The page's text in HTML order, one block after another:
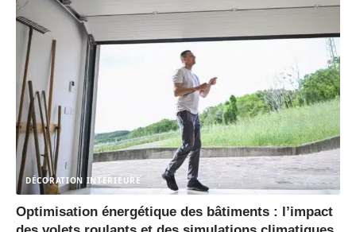
DÉCORATION INTERIEURE
Optimisation énergétique des bâtiments : l’impact